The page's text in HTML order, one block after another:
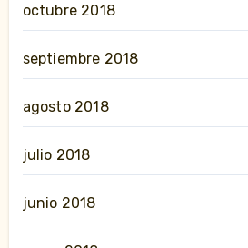
octubre 2018
septiembre 2018
agosto 2018
julio 2018
junio 2018